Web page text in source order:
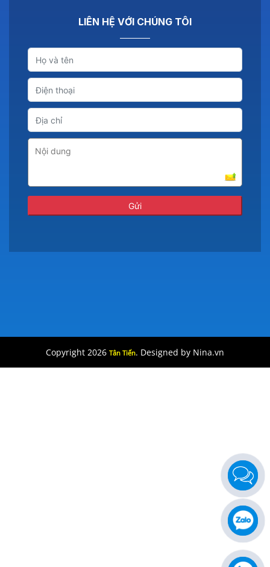
LIÊN HỆ VỚI CHÚNG TÔI
Copyright 2026 Tân Tiến. Designed by Nina.vn